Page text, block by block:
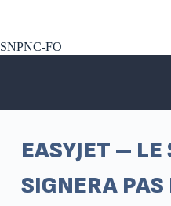
SNPNC-FO
EASYJET – LE
SIGNERA PAS